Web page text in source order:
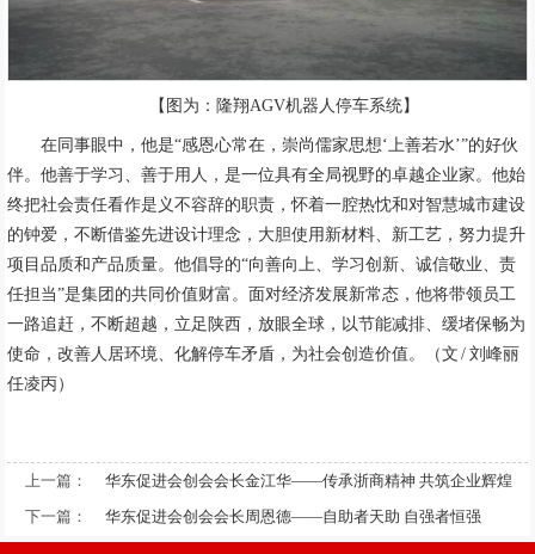
【图为：隆翔AGV机器人停车系统】
在同事眼中，他是“感恩心常在，崇尚儒家思想‘上善若水’”的好伙
伴。他善于学习、善于用人，是一位具有全局视野的卓越企业家。他始
终把社会责任看作是义不容辞的职责，怀着一腔热忱和对智慧城市建设
的钟爱，不断借鉴先进设计理念，大胆使用新材料、新工艺，努力提升
项目品质和产品质量。他倡导的“向善向上、学习创新、诚信敬业、责
任担当”是集团的共同价值财富。面对经济发展新常态，他将带领员工
一路追赶，不断超越，立足陕西，放眼全球，以节能减排、缓堵保畅为
使命，改善人居环境、化解停车矛盾，为社会创造价值。（文 / 刘峰丽
任凌丙）
上一篇：
华东促进会创会会长金江华——传承浙商精神 共筑企业辉煌
下一篇：
华东促进会创会会长周恩德——自助者天助 自强者恒强